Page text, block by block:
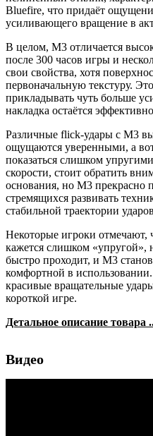
Bluefire, что придаёт
усиливающего вращение в
В целом, M3 отличается
после 300 часов игры и
свои свойства, хотя
первоначальную текстуру.
прикладывать чуть больше
накладка остаётся
Различные flick-удары с M3
ощущаются уверенными, а
показаться слишком
скорости, стоит обратить
основания, но M3 прекрасно
стремящихся развивать
стабильной траектории
Некоторые игроки отмечают,
кажется слишком «упругой»,
быстро проходит, и M3
комфортной в
красивые вращательные
короткой игре.
Детальное описание товара
Видео